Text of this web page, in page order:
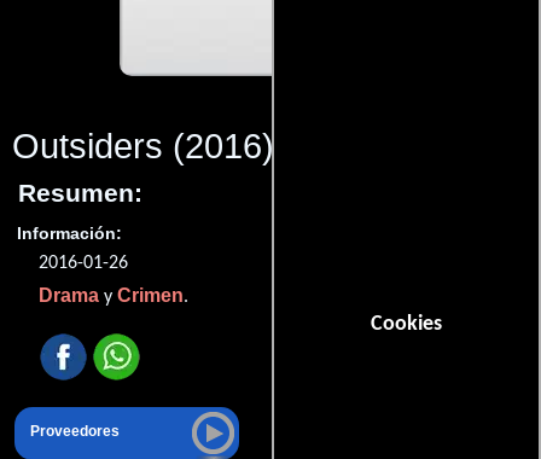
Cookies
Outsiders (2016)
Resumen:
Información:
2016-01-26
Drama y Crimen.
Proveedores